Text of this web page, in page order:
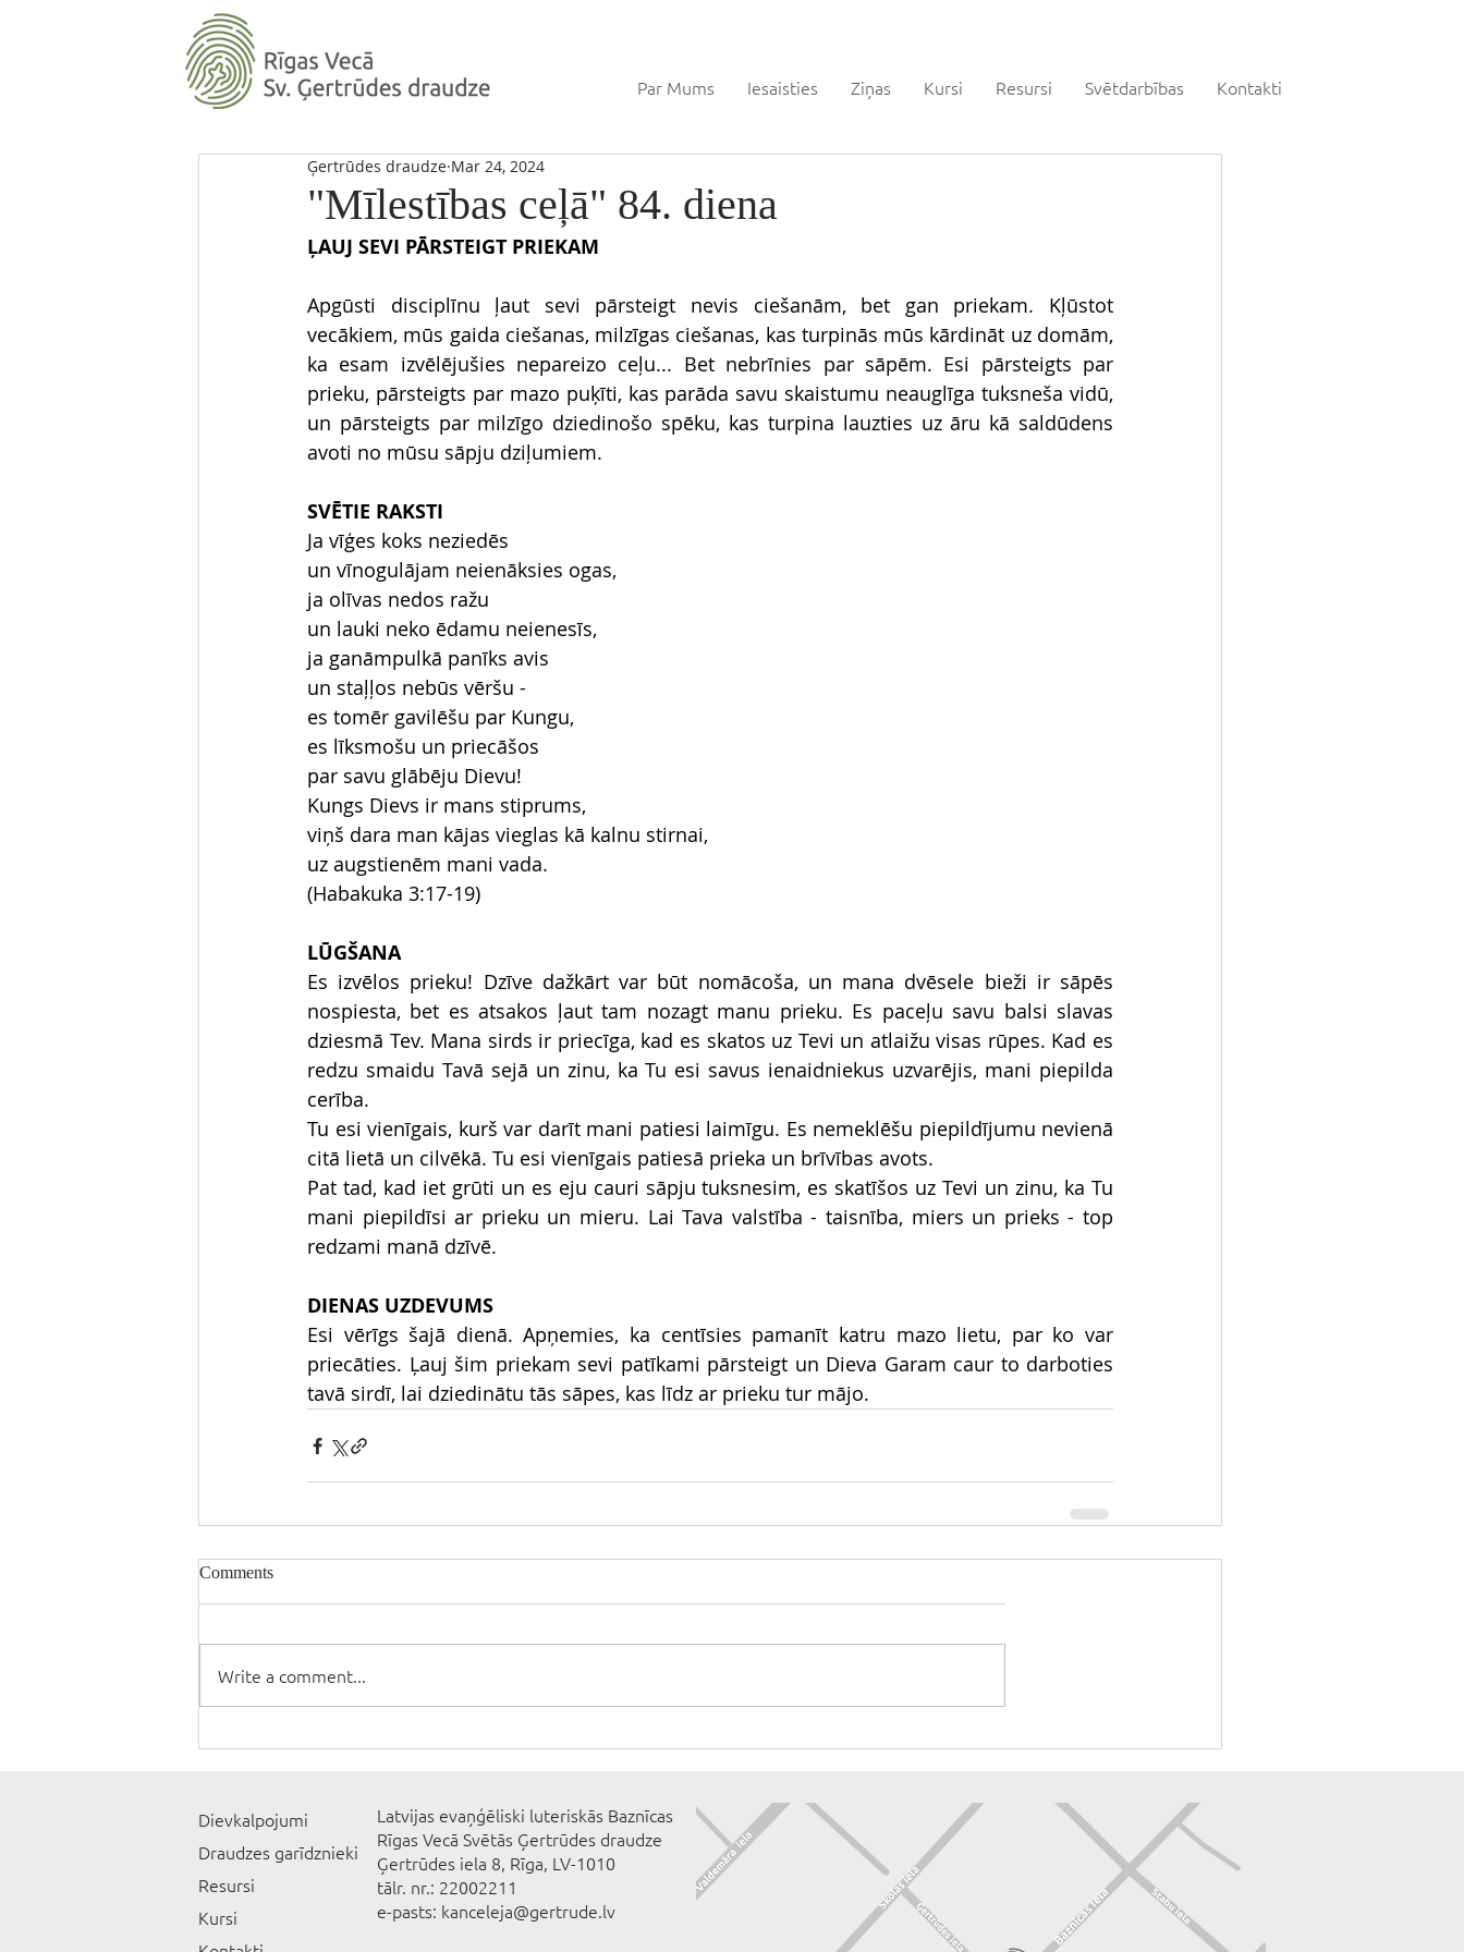
Par Mums Iesaisties Ziņas Kursi Resursi Svētdarbības Kontakti
"Mīlestības ceļā" 84. diena
Ģertrūdes draudze Mar 24, 2024
ĻAUJ SEVI PĀRSTEIGT PRIEKAM
Apgūsti disciplīnu ļaut sevi pārsteigt nevis ciešanām, bet gan priekam. Kļūstot
vecākiem, mūs gaida ciešanas, milzīgas ciešanas, kas turpinās mūs kārdināt uz domām,
ka esam izvēlējušies nepareizo ceļu... Bet nebrīnies par sāpēm. Esi pārsteigts par
prieku, pārsteigts par mazo puķīti, kas parāda savu skaistumu neauglīga tuksneša vidū,
un pārsteigts par milzīgo dziedinošo spēku, kas turpina lauzties uz āru kā saldūdens
avoti no mūsu sāpju dziļumiem.
SVĒTIE RAKSTI
Ja vīģes koks neziedēs
un vīnogulājam neienāksies ogas,
ja olīvas nedos ražu
un lauki neko ēdamu neienesīs,
ja ganāmpulkā panīks avis
un staļļos nebūs vēršu -
es tomēr gavilēšu par Kungu,
es līksmošu un priecāšos
par savu glābēju Dievu!
Kungs Dievs ir mans stiprums,
viņš dara man kājas vieglas kā kalnu stirnai,
uz augstienēm mani vada.
(Habakuka 3:17-19)
LŪGŠANA
Es izvēlos prieku! Dzīve dažkārt var būt nomācoša, un mana dvēsele bieži ir sāpēs
nospiesta, bet es atsakos ļaut tam nozagt manu prieku. Es paceļu savu balsi slavas
dziesmā Tev. Mana sirds ir priecīga, kad es skatos uz Tevi un atlaižu visas rūpes. Kad es
redzu smaidu Tavā sejā un zinu, ka Tu esi savus ienaidniekus uzvarējis, mani piepilda
cerība.
Tu esi vienīgais, kurš var darīt mani patiesi laimīgu. Es nemeklēšu piepildījumu nevienā
citā lietā un cilvēkā. Tu esi vienīgais patiesā prieka un brīvības avots.
Pat tad, kad iet grūti un es eju cauri sāpju tuksnesim, es skatīšos uz Tevi un zinu, ka Tu
mani piepildīsi ar prieku un mieru. Lai Tava valstība - taisnība, miers un prieks - top
redzami manā dzīvē.
DIENAS UZDEVUMS
Esi vērīgs šajā dienā. Apņemies, ka centīsies pamanīt katru mazo lietu, par ko var
priecāties. Ļauj šim priekam sevi patīkami pārsteigt un Dieva Garam caur to darboties
tavā sirdī, lai dziedinātu tās sāpes, kas līdz ar prieku tur mājo.
Comments
Write a comment...
Dievkalpojumi
Draudzes garīdznieki
Resursi
Kursi
Latvijas evaņģēliski luteriskās Baznīcas
Rīgas Vecā Svētās Ģertrūdes draudze
Ģertrūdes iela 8, Rīga, LV-1010
tālr. nr.: 22002211
e-pasts: kanceleja@gertrude.lv